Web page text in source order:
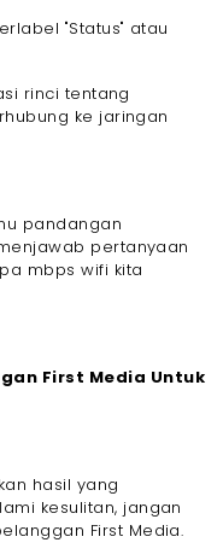
"Status" atau
rinci tentang
ke jaringan
pandangan
pertanyaan
mbps wifi kita
First Media Untuk
hasil yang
kesulitan, jangan
First Media.